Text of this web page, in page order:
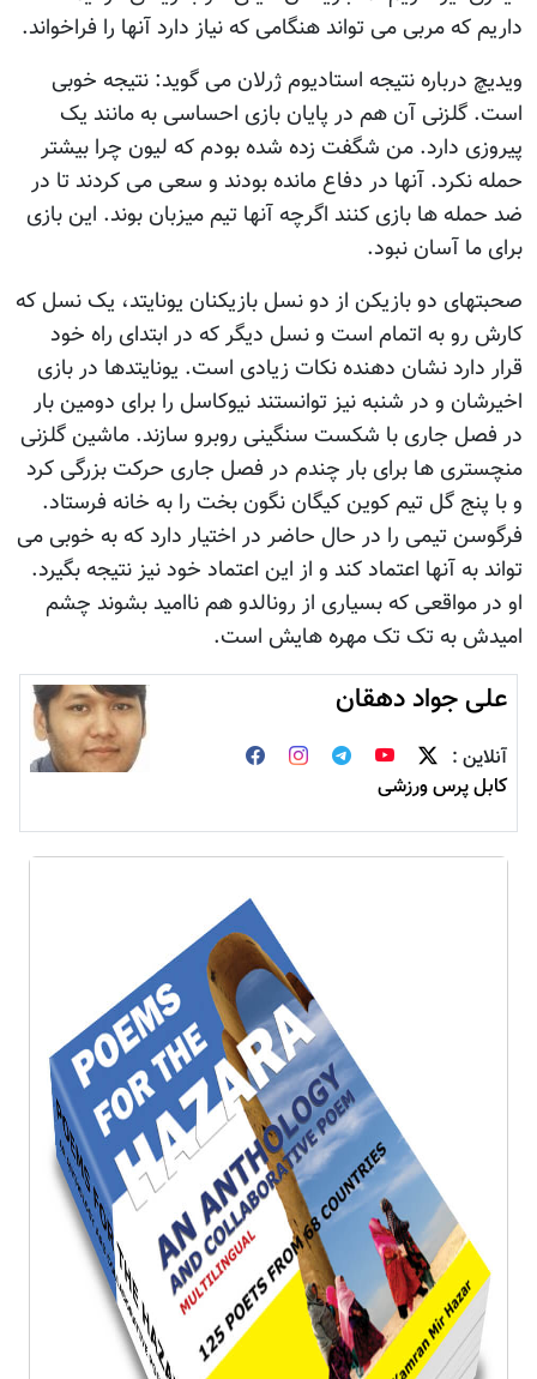
داریم که مربی می تواند هنگامی که نیاز دارد آنها را فراخواند.
ویدیچ درباره نتیجه استادیوم ژرلان می گوید: نتیجه خوبی
است. گلزنی آن هم در پایان بازی احساسی به مانند یک
پیروزی دارد. من شگفت زده شده بودم که لیون چرا بیشتر
حمله نکرد. آنها در دفاع مانده بودند و سعی می کردند تا در
ضد حمله ها بازی کنند اگرچه آنها تیم میزبان بوند. این بازی
برای ما آسان نبود.
صحبتهای دو بازیکن از دو نسل بازیکنان یونایتد، یک نسل که
کارش رو به اتمام است و نسل دیگر که در ابتدای راه خود
قرار دارد نشان دهنده نکات زیادی است. یونایتدها در بازی
اخیرشان و در شنبه نیز توانستند نیوکاسل را برای دومین بار
در فصل جاری با شکست سنگینی روبرو سازند. ماشین گلزنی
منچستری ها برای بار چندم در فصل جاری حرکت بزرگی کرد
و با پنج گل تیم کوین کیگان نگون بخت را به خانه فرستاد.
فرگوسن تیمی را در حال حاضر در اختیار دارد که به خوبی می
تواند به آنها اعتماد کند و از این اعتماد خود نیز نتیجه بگیرد.
او در مواقعی که بسیاری از رونالدو هم ناامید بشوند چشم
امیدش به تک تک مهره هایش است.
علی جواد دهقان
آنلاین :
کابل پرس ورزشی